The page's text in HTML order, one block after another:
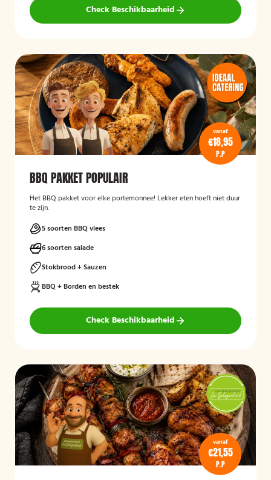
Check Beschikbaarheid
vanaf
€18,95
P.P
BBQ PAKKET POPULAIR
Het BBQ pakket voor elke portemonnee! Lekker eten hoeft niet duur
te zijn.
5 soorten BBQ vlees
6 soorten salade
Stokbrood + Sauzen
BBQ + Borden en bestek
Check Beschikbaarheid
vanaf
€21,55
P.P